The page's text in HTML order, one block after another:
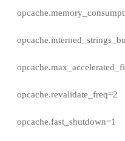
opcache.revalidate_freq=2
opcache.fast_shutdown=1